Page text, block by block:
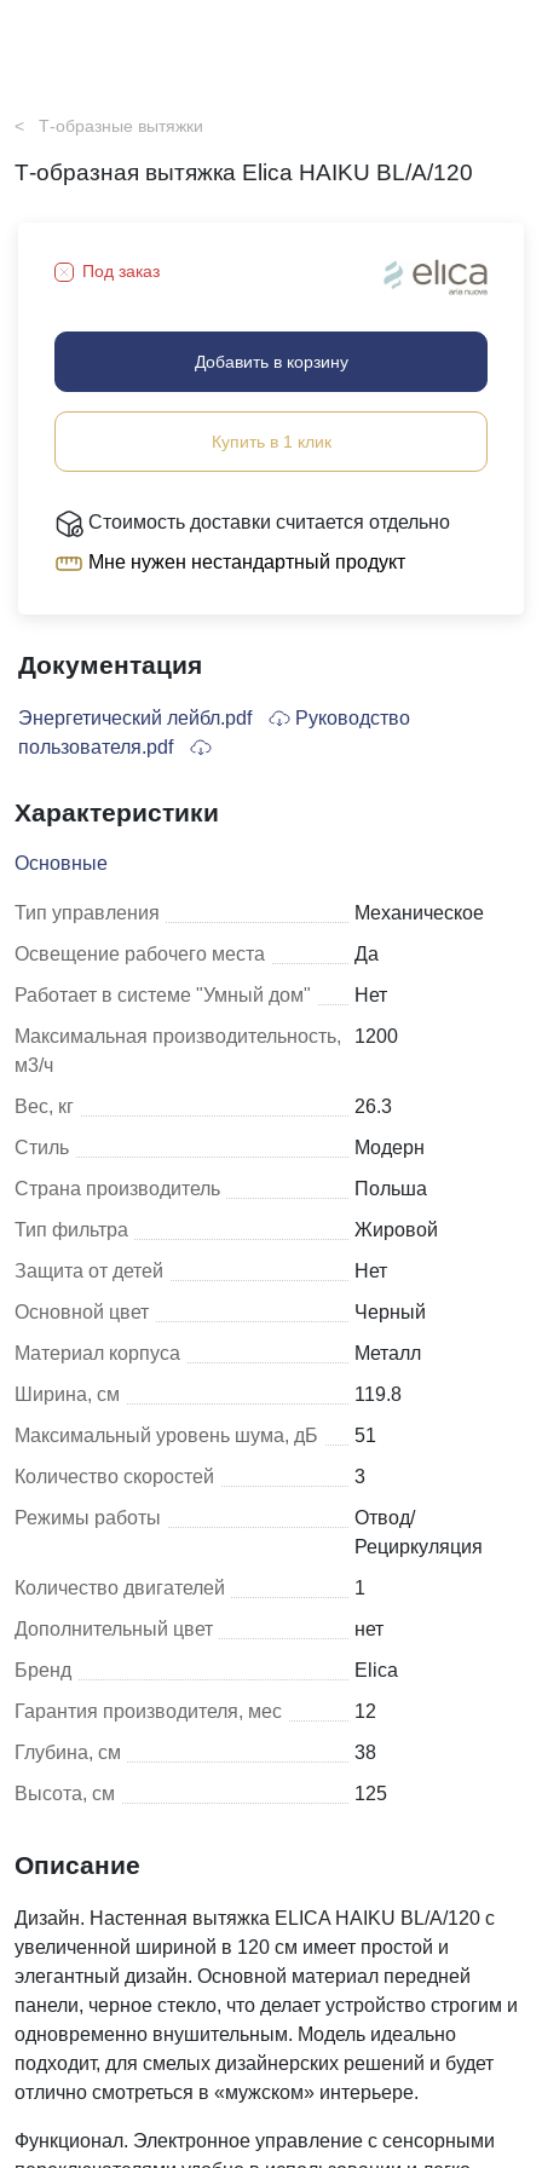
Т-образные вытяжки
Т-образная вытяжка Elica HAIKU BL/A/120
Документация
Энергетический лейбл.pdf
Руководство
пользователя.pdf
Под заказ
Добавить в корзину
Купить в 1 клик
Стоимость доставки считается отдельно
Мне нужен нестандартный продукт
Характеристики
Основные
Тип управления
Механическое
Освещение рабочего места
Да
Работает в системе "Умный дом"
Нет
Максимальная производительность,
м3/ч
1200
Вес, кг
26.3
Стиль
Модерн
Страна производитель
Польша
Тип фильтра
Жировой
Защита от детей
Нет
Основной цвет
Черный
Материал корпуса
Металл
Ширина, см
119.8
Максимальный уровень шума, дБ
51
Количество скоростей
3
Режимы работы
Отвод/
Рециркуляция
Количество двигателей
1
Дополнительный цвет
нет
Бренд
Elica
Гарантия производителя, мес
12
Глубина, см
38
Высота, см
125
Описание
Дизайн. Настенная вытяжка ELICA HAIKU BL/A/120 с
увеличенной шириной в 120 см имеет простой и
элегантный дизайн. Основной материал передней
панели, черное стекло, что делает устройство строгим и
одновременно внушительным. Модель идеально
подходит, для смелых дизайнерских решений и будет
отлично смотреться в «мужском» интерьере.
Функционал. Электронное управление с сенсорными